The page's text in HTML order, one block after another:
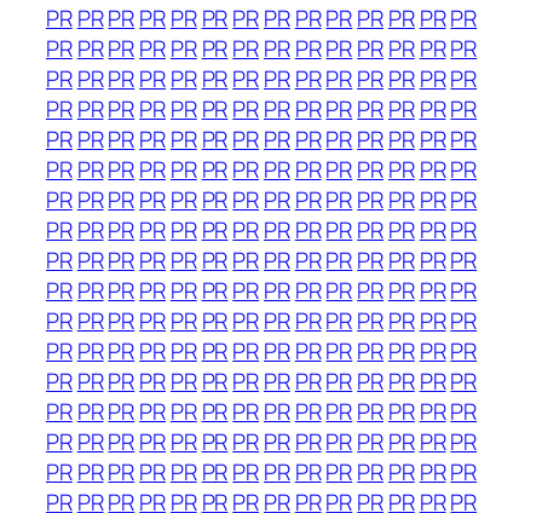
PRPRPRPRPR PRPRPRPRPRPRPR PRPR
PRPRPRPRPR PRPRPRPRPRPRPR PRPR
PRPRPRPRPR PRPRPRPRPRPRPR PRPR
PRPRPRPRPR PRPRPRPRPRPRPR PRPR
PRPRPRPRPR PRPRPRPRPRPRPR PRPR
PRPRPRPRPR PRPRPRPRPRPRPR PRPR
PRPRPRPRPR PRPRPRPRPRPRPR PRPR
PRPRPRPRPR PRPRPRPRPRPRPR PRPR
PRPRPRPRPR PRPRPRPRPRPRPR PRPR
PRPRPRPRPR PRPRPRPRPRPRPR PRPR
PRPRPRPRPR PRPRPRPRPRPRPR PRPR
PRPRPRPRPR PRPRPRPRPRPRPR PRPR
PRPRPRPRPR PRPRPRPRPRPRPR PRPR
PRPRPRPRPR PRPRPRPRPRPRPR PRPR
PRPRPRPRPR PRPRPRPRPRPRPR PRPR
PRPRPRPRPR PRPRPRPRPRPRPR PRPR
PRPRPRPRPR PRPRPRPRPRPRPR PRPR